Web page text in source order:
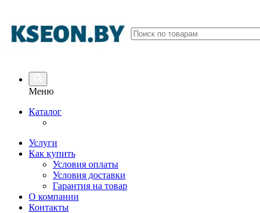
Меню
Каталог
Услуги
Как купить
Условия оплаты
Условия доставки
Гарантия на товар
О компании
Контакты